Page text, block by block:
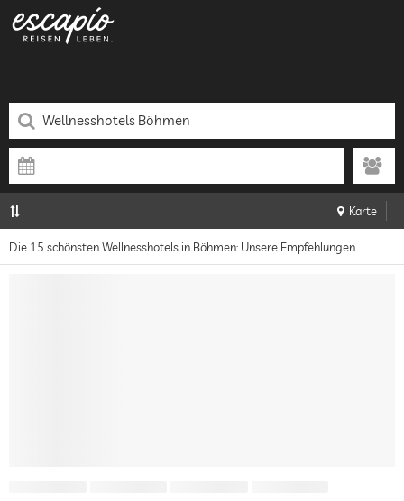
Karte
Die 15 schönsten Wellnesshotels in Böhmen: Unsere Empfehlungen